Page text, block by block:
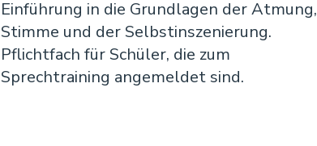
Einführung in die Grundlagen der Atmung,
Stimme und der Selbstinszenierung.
Pflichtfach für Schüler, die zum
Sprechtraining angemeldet sind.